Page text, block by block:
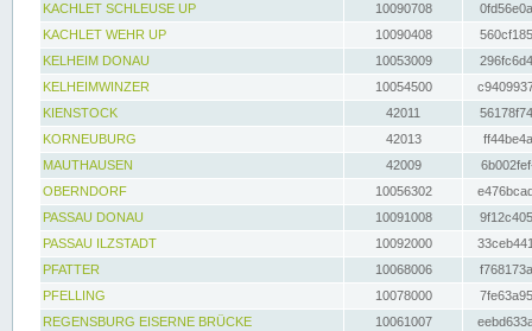
KACHLET SCHLEUSE UP
10090708
KACHLET WEHR UP
10090408
KELHEIM DONAU
10053009
KELHEIMWINZER
10054500
KIENSTOCK
42011
KORNEUBURG
42013
MAUTHAUSEN
42009
OBERNDORF
10056302
PASSAU DONAU
10091008
PASSAU ILZSTADT
10092000
PFATTER
10068006
PFELLING
10078000
REGENSBURG EISERNE BRÜCKE
10061007